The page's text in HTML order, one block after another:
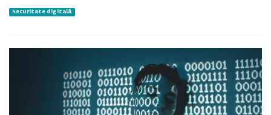
Securitate digitală